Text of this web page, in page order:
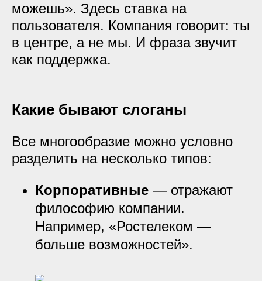
можешь». Здесь ставка на
пользователя. Компания говорит: ты
в центре, а не мы. И фраза звучит
как поддержка.
Какие бывают слоганы
Все многообразие можно условно
разделить на несколько типов:
Корпоративные — отражают
философию компании.
Например, «Ростелеком —
больше возможностей».